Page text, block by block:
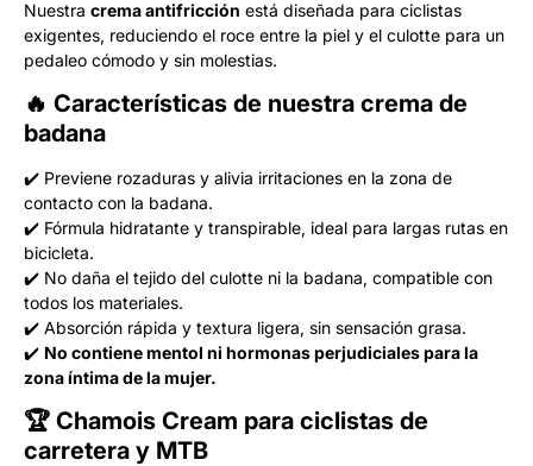
Nuestra crema antifricción está diseñada para ciclistas
exigentes, reduciendo el roce entre la piel y el culotte para un
pedaleo cómodo y sin molestias.
🔥 Características de nuestra crema de
badana
✔️ Previene rozaduras y alivia irritaciones en la zona de
contacto con la badana.
✔️ Fórmula hidratante y transpirable, ideal para largas rutas en
bicicleta.
✔️ No daña el tejido del culotte ni la badana, compatible con
todos los materiales.
✔️ Absorción rápida y textura ligera, sin sensación grasa.
✔️ No contiene mentol ni hormonas perjudiciales para la
zona íntima de la mujer.
🏆 Chamois Cream para ciclistas de
carretera y MTB